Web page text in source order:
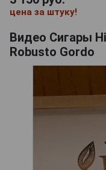
цена за штуку!
Видео Сигары
Robusto Gordo